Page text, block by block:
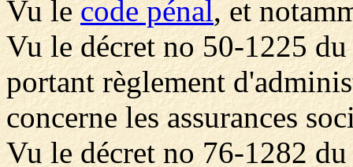
Vu lecode pénal, et
Vu le décret no 50-1225
portant règlement
concerne les assurances
Vu le décret no 76-1282